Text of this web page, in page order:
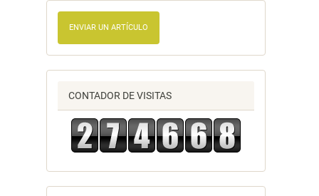
ENVIAR UN ARTÍCULO
CONTADOR DE VISITAS